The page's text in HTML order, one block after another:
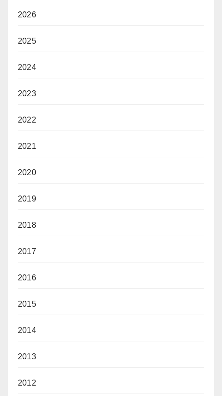
2026
2025
2024
2023
2022
2021
2020
2019
2018
2017
2016
2015
2014
2013
2012